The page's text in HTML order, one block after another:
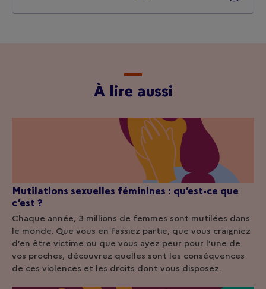
À lire aussi
Mutilations sexuelles féminines : qu’est-ce que
c’est ?
Chaque année, 3 millions de femmes sont mutilées dans
le monde. Que vous en fassiez partie, que vous craigniez
d’en être victime ou que vous ayez peur pour l’une de
vos proches, découvrez quelles sont les conséquences
de ces violences et les droits dont vous disposez.